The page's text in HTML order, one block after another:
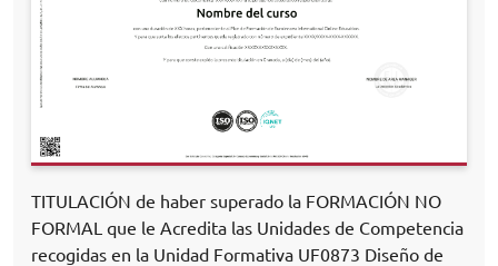
TITULACIÓN de haber superado la FORMACIÓN NO
FORMAL que le Acredita las Unidades de Competencia
recogidas en la Unidad Formativa UF0873 Diseño de